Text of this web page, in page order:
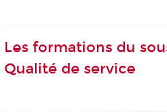
Les formations du
Qualité de service